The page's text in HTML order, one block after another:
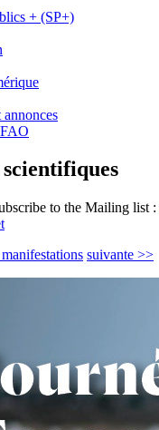
+ (SP+)
to the Mailing list :
suivante >>